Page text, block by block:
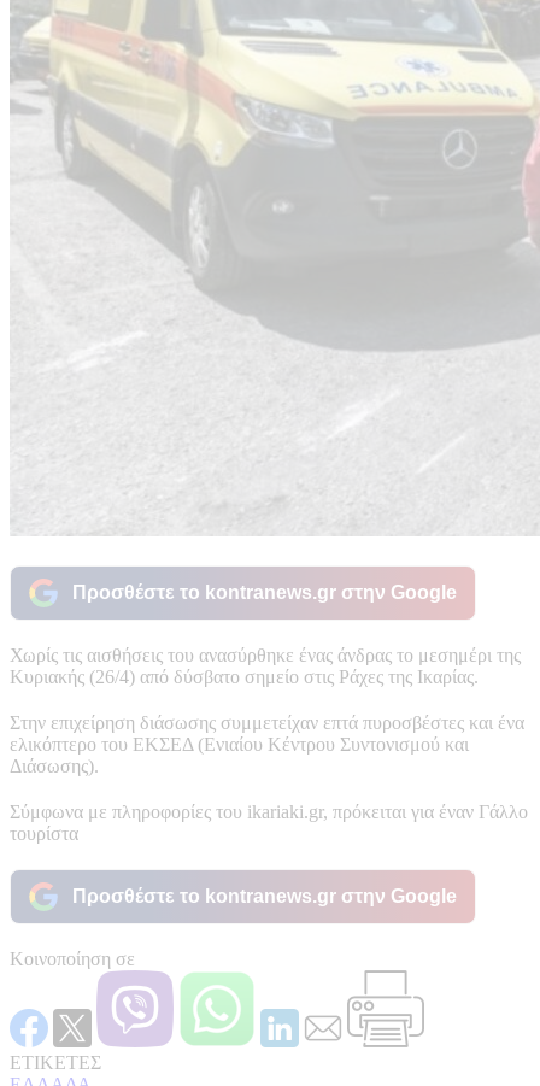
Προσθέστε το kontranews.gr στην Google
Χωρίς τις αισθήσεις του ανασύρθηκε ένας άνδρας το μεσημέρι της
Κυριακής (26/4) από δύσβατο σημείο στις Ράχες της Ικαρίας.
Στην επιχείρηση διάσωσης συμμετείχαν επτά πυροσβέστες και ένα
ελικόπτερο του ΕΚΣΕΔ (Ενιαίου Κέντρου Συντονισμού και
Διάσωσης).
Σύμφωνα με πληροφορίες του ikariaki.gr, πρόκειται για έναν Γάλλο
τουρίστα
Προσθέστε το kontranews.gr στην Google
Κοινοποίηση σε
ΕΤΙΚΕΤΕΣ